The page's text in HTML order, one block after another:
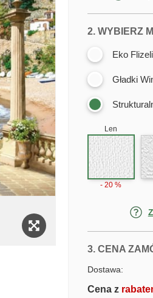
2. WYBIERZ
Eko
Gładki
Len
- 20 %
3. CENA
Dostawa:
Cena z